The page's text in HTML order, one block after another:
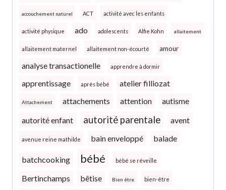
accouchement naturel ACT activité avec les enfants
activité physique ado adolescents Alfie Kohn allaitement
allaitement maternel allaitement non-écourté amour
analyse transactionelle apprendre à dormir
apprentissage après bébé atelier filliozat
Attachement attachements attention
autisme
autorité enfant
autorité parentale avent
avenue reine mathilde bain enveloppé balade
batchcooking bébé bébé se réveille
Bertinchamps bêtise Bien être bien-être